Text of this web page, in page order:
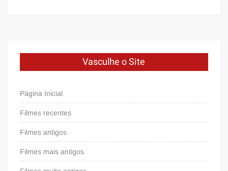
Vasculhe o Site
Página Inicial
Filmes recentes
Filmes antigos
Filmes mais antigos